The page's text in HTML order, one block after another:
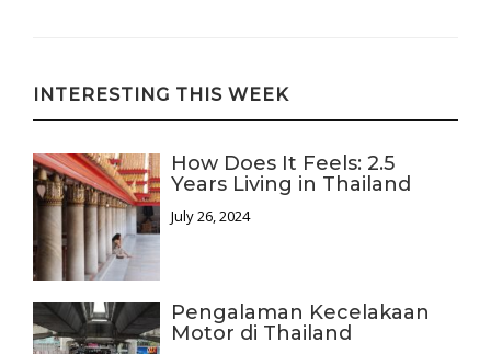
INTERESTING THIS WEEK
How Does It Feels: 2.5
Years Living in Thailand
July 26, 2024
Pengalaman Kecelakaan
Motor di Thailand